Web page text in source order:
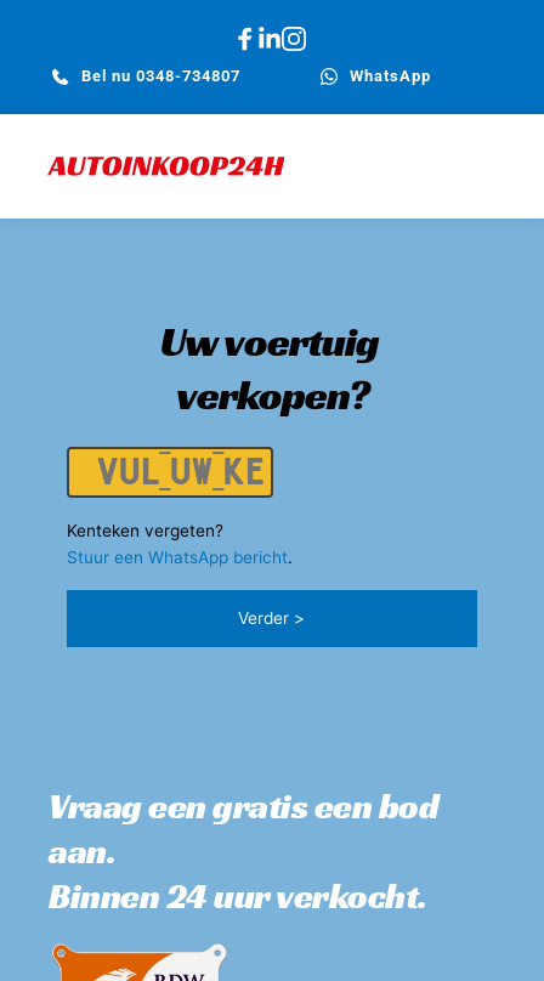
Bel nu 0348-734807 WhatsApp
Uw voertuig
verkopen?
Kenteken
Kenteken vergeten?
Stuur een WhatsApp bericht.
Vraag een gratis een bod
aan.
Binnen 24 uur verkocht.